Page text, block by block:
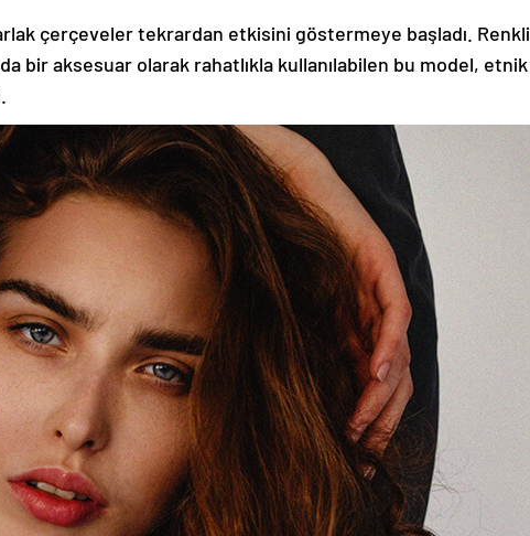
çerçeveler tekrardan etkisini göstermeye başladı. Renkli
bir aksesuar olarak rahatlıkla kullanılabilen bu model, etnik